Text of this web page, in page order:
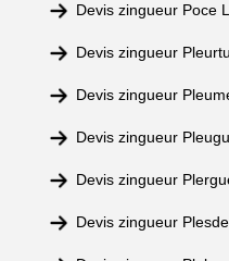
Devis zingueur Poce
Devis zingueur
Devis zingueur
Devis zingueur
Devis zingueur
Devis zingueur